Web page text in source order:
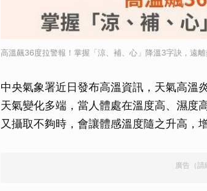
高溫飆36度拉警報！掌握「涼、補、心」降溫3字訣，遠
中央氣象署近日發布高溫資訊，天氣高溫
天氣變化多端，當人體處在溫度高、濕度
又攝取不夠時，會讓體感溫度隨之升高，
廣告（請